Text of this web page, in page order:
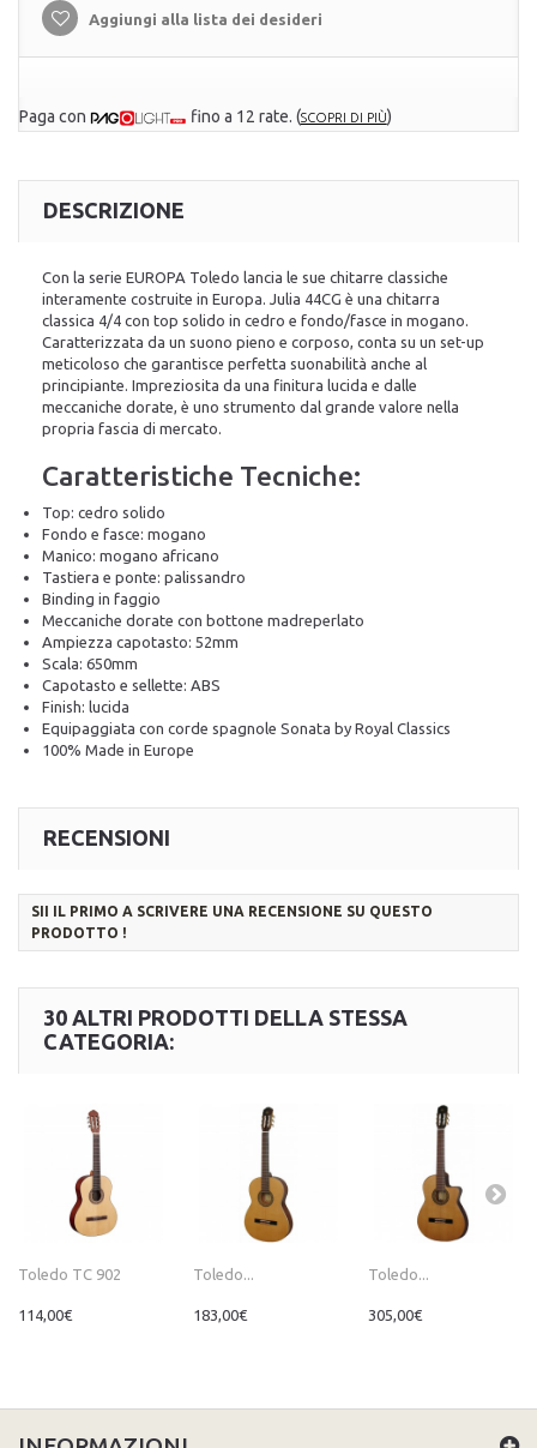
Aggiungi alla lista dei desideri
Paga con fino a 12 rate. (SCOPRI DI PIÙ)
DESCRIZIONE
Con la serie EUROPA Toledo lancia le sue chitarre classiche
interamente costruite in Europa. Julia 44CG è una chitarra
classica 4/4 con top solido in cedro e fondo/fasce in mogano.
Caratterizzata da un suono pieno e corposo, conta su un set-up
meticoloso che garantisce perfetta suonabilità anche al
principiante. Impreziosita da una finitura lucida e dalle
meccaniche dorate, è uno strumento dal grande valore nella
propria fascia di mercato.
Caratteristiche Tecniche:
Top: cedro solido
Fondo e fasce: mogano
Manico: mogano africano
Tastiera e ponte: palissandro
Binding in faggio
Meccaniche dorate con bottone madreperlato
Ampiezza capotasto: 52mm
Scala: 650mm
Capotasto e sellette: ABS
Finish: lucida
Equipaggiata con corde spagnole Sonata by Royal Classics
100% Made in Europe
RECENSIONI
SII IL PRIMO A SCRIVERE UNA RECENSIONE SU QUESTO
PRODOTTO !
30 ALTRI PRODOTTI DELLA STESSA
CATEGORIA:
Toledo TC 902
114,00€
Toledo...
183,00€
Toledo...
305,00€